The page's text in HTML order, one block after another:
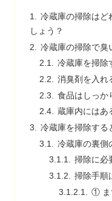
冷蔵庫の掃除はど
しょう？
冷蔵庫の掃除で臭
冷蔵庫を掃除
消臭剤を入れ
食品はしっか
蔵庫内にはあ
冷蔵庫を掃除する
冷蔵庫の裏側
掃除に必
掃除手順
① ま